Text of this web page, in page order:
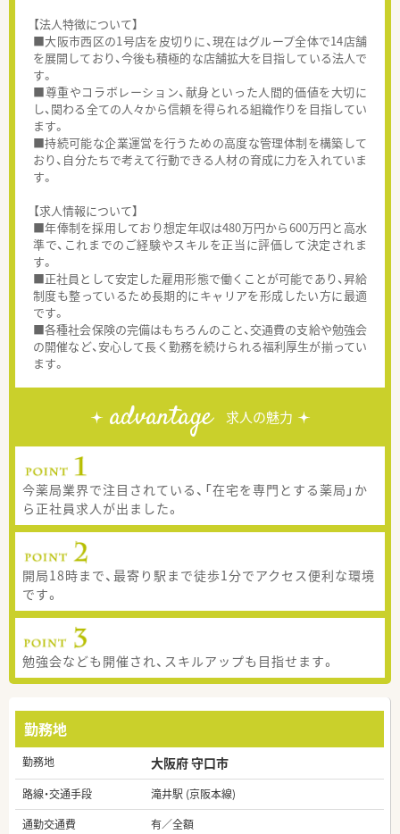
【法人特徴について】
■大阪市西区の1号店を皮切りに、現在はグループ全体で14店舗
を展開しており、今後も積極的な店舗拡大を目指している法人で
す。
■尊重やコラボレーション、献身といった人間的価値を大切に
し、関わる全ての人々から信頼を得られる組織作りを目指してい
ます。
■持続可能な企業運営を行うための高度な管理体制を構築して
おり、自分たちで考えて行動できる人材の育成に力を入れていま
す。
【求人情報について】
■年俸制を採用しており想定年収は480万円から600万円と高水
準で、これまでのご経験やスキルを正当に評価して決定されま
す。
■正社員として安定した雇用形態で働くことが可能であり、昇給
制度も整っているため長期的にキャリアを形成したい方に最適
です。
■各種社会保険の完備はもちろんのこと、交通費の支給や勉強会
の開催など、安心して長く勤務を続けられる福利厚生が揃ってい
ます。
advantage 求人の魅力
今薬局業界で注目されている、「在宅を専門とする薬局」か
ら正社員求人が出ました。
開局18時まで、最寄り駅まで徒歩1分でアクセス便利な環境
です。
勉強会なども開催され、スキルアップも目指せます。
勤務地
勤務地 大阪府 守口市
路線・交通手段
滝井駅 (京阪本線)
通勤交通費
有／全額